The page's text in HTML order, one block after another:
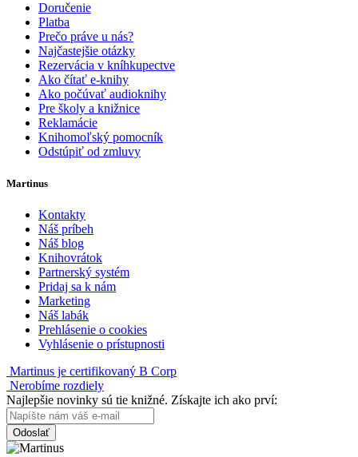
Doručenie
Platba
Prečo práve u nás?
Najčastejšie otázky
Rezervácia v kníhkupectve
Ako čítať e-knihy
Ako počúvať audioknihy
Pre školy a knižnice
Reklamácie
Knihomoľský pomocník
Odstúpiť od zmluvy
Martinus
Kontakty
Náš príbeh
Náš blog
Knihovrátok
Partnerský systém
Pridaj sa k nám
Marketing
Náš labák
Prehlásenie o cookies
Vyhlásenie o prístupnosti
Martinus je certifikovaný B Corp
Nerobíme rozdiely
Najlepšie novinky sú tie knižné. Získajte ich ako prví:
Odoslať